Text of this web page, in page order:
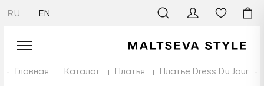
RU EN
Главная Каталог Платья Платье Dress Du Jour